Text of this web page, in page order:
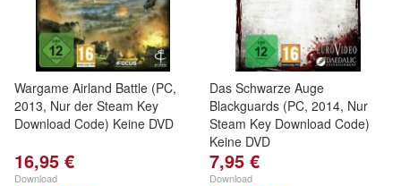
Wargame Airland Battle (PC,
2013, Nur der Steam Key
Download Code) Keine DVD
16,95 €
Download
Das Schwarze Auge
Blackguards (PC, 2014, Nur
Steam Key Download Code)
Keine DVD
7,95 €
Download